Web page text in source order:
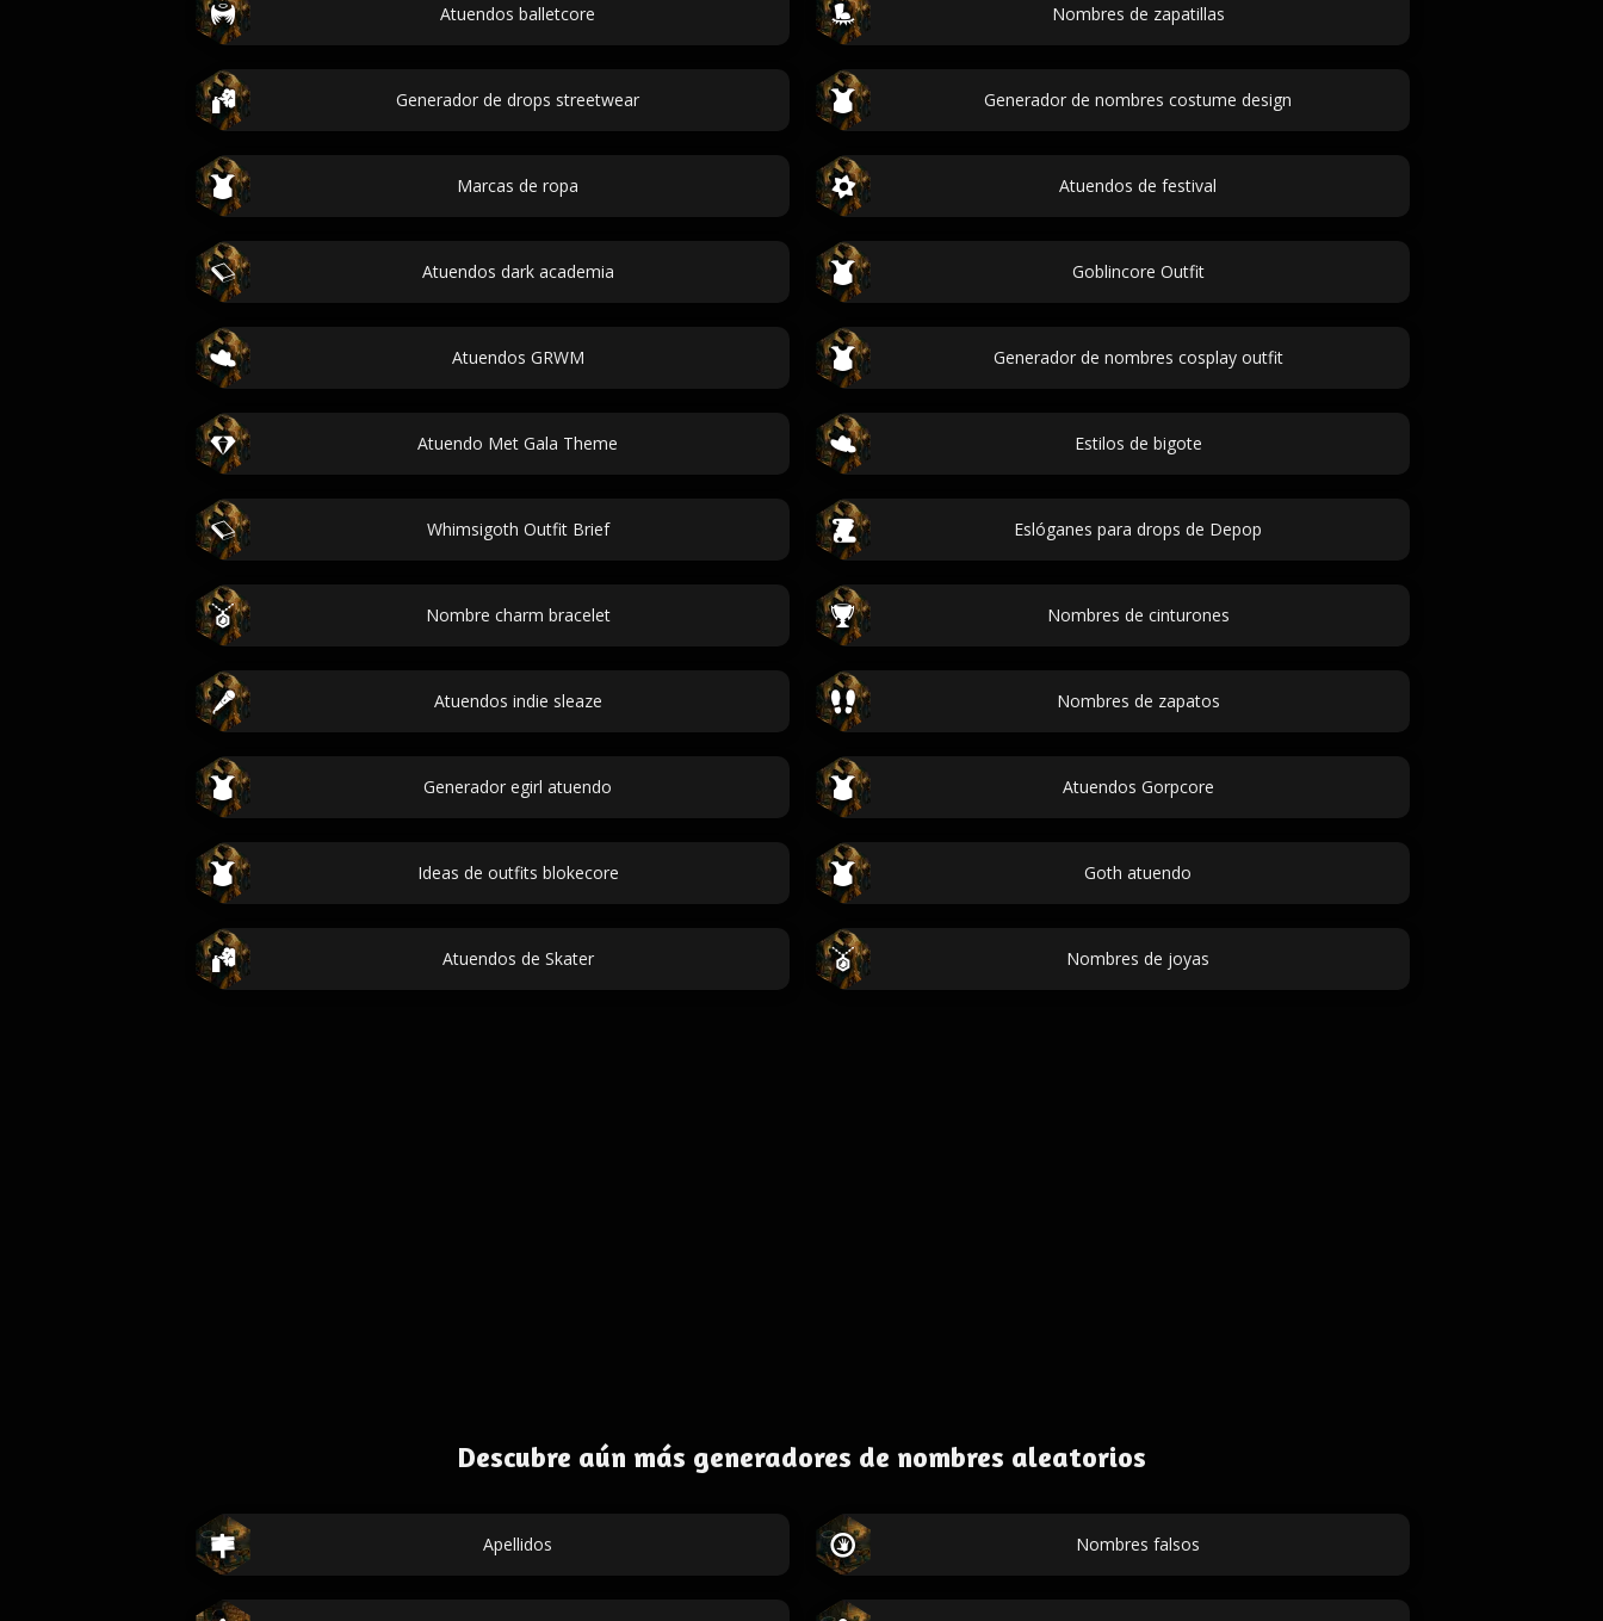
Atuendos balletcore Nombres de zapatillas
Generador de drops streetwear Generador de nombres costume design
Marcas de ropa Atuendos de festival
Atuendos dark academia Goblincore Outfit
Atuendos GRWM Generador de nombres cosplay outfit
Atuendo Met Gala Theme Estilos de bigote
Whimsigoth Outfit Brief Eslóganes para drops de Depop
Nombre charm bracelet Nombres de cinturones
Atuendos indie sleaze Nombres de zapatos
Generador egirl atuendo Atuendos Gorpcore
Ideas de outfits blokecore Goth atuendo
Atuendos de Skater Nombres de joyas
Descubre aún más generadores de nombres aleatorios
Apellidos Nombres falsos